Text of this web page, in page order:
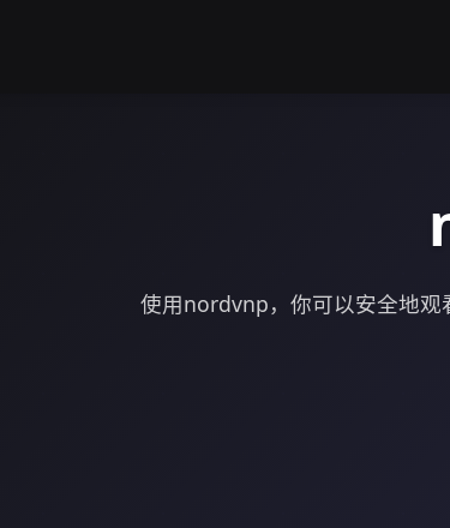
使用nordvnp，你可以安全地观